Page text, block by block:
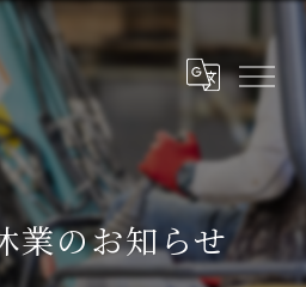
業のお知らせ